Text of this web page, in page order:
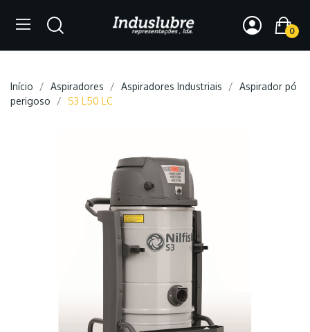
0
Início Aspiradores Aspiradores Industriais
Aspirador pó
perigoso
S3 L50 LC